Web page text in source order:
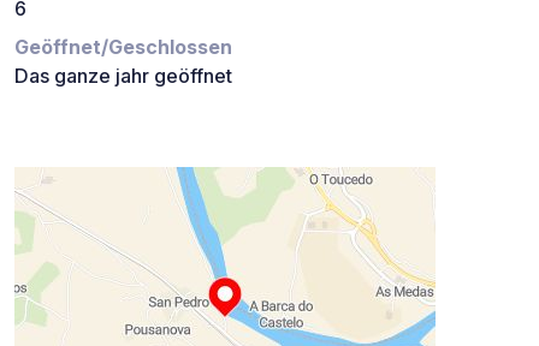
6
Geöffnet/Geschlossen
Das ganze jahr geöffnet